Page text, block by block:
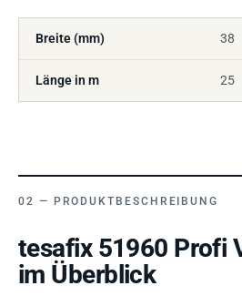
Breite (mm) 38
Länge in m 25
PRODUKTBESCHREIBUNG
tesafix 51960 Profi
im Überblick